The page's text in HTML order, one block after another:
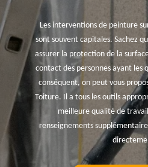
Les interventions de peinture
sont souvent capitales. Sachez
assurer la protection de la
contact des personnes ayant les
conséquent, on peut vous
Toiture. Il a tous les outils
meilleure qualité de
renseignements